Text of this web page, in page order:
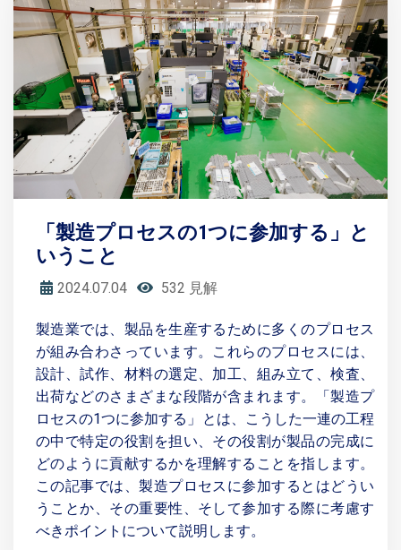
「製造プロセスの1つに参加する」と
いうこと
2024.07.04 532 見解
製造業では、製品を生産するために多くのプロセス
が組み合わさっています。これらのプロセスには、
設計、試作、材料の選定、加工、組み立て、検査、
出荷などのさまざまな段階が含まれます。「製造プ
ロセスの1つに参加する」とは、こうした一連の工程
の中で特定の役割を担い、その役割が製品の完成に
どのように貢献するかを理解することを指します。
この記事では、製造プロセスに参加するとはどうい
うことか、その重要性、そして参加する際に考慮す
べきポイントについて説明します。